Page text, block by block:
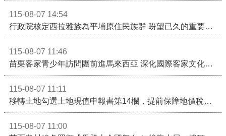
115-08-07 14:54
行政院核定西拉雅族為平埔原住民族群 盼望已久的重要時刻到來！8月13日起受理民族成員名冊登記
115-08-07 11:46
苗栗客家青少年訪問團前進馬來西亞 深化國際客家文化交流
115-08-07 11:11
移轉土地勾選土地現值申報書第14欄，提前保障地價稅節稅權益
115-08-07 11:00